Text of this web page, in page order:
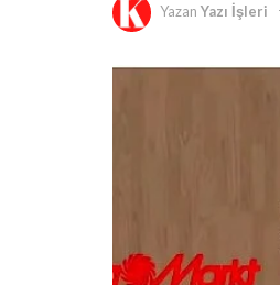
Yazan Yazı İşleri